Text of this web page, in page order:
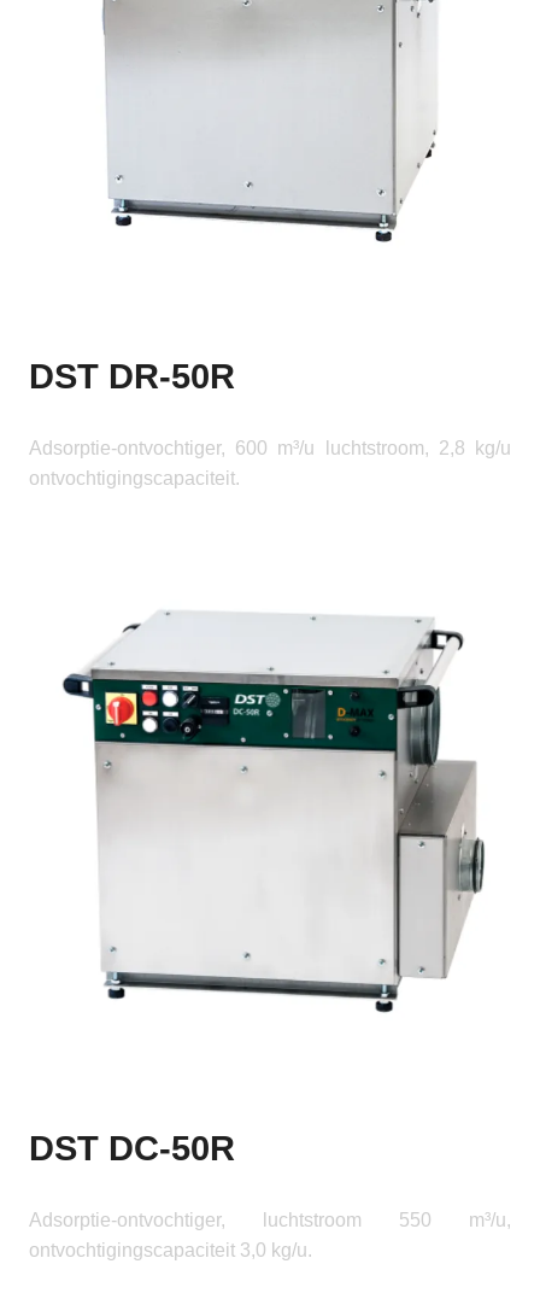
DST DR-50R
Adsorptie-ontvochtiger, 600 m³/u luchtstroom, 2,8 kg/u
ontvochtigingscapaciteit.
DST DC-50R
Adsorptie-ontvochtiger, luchtstroom 550 m³/u,
ontvochtigingscapaciteit 3,0 kg/u.